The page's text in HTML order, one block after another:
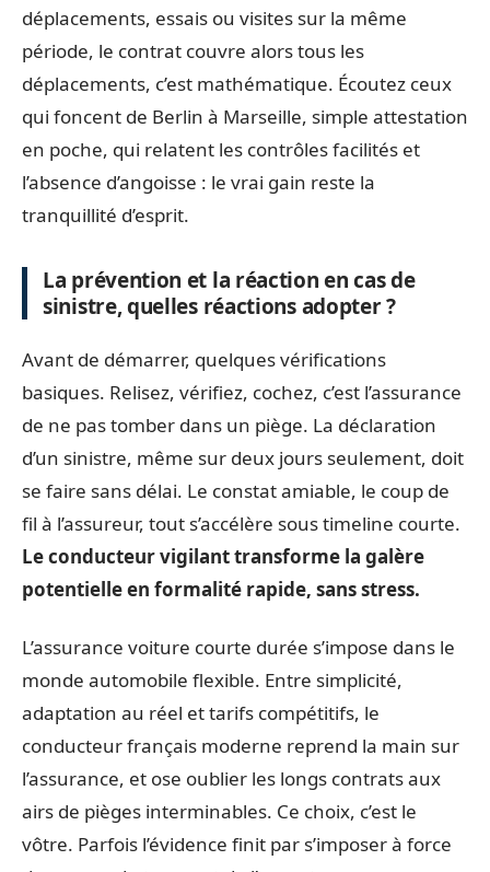
déplacements, essais ou visites sur la même
période, le contrat couvre alors tous les
déplacements, c’est mathématique. Écoutez ceux
qui foncent de Berlin à Marseille, simple attestation
en poche, qui relatent les contrôles facilités et
l’absence d’angoisse : le vrai gain reste la
tranquillité d’esprit.
La prévention et la réaction en cas de
sinistre, quelles réactions adopter ?
Avant de démarrer, quelques vérifications
basiques. Relisez, vérifiez, cochez, c’est l’assurance
de ne pas tomber dans un piège. La déclaration
d’un sinistre, même sur deux jours seulement, doit
se faire sans délai. Le constat amiable, le coup de
fil à l’assureur, tout s’accélère sous timeline courte.
Le conducteur vigilant transforme la galère
potentielle en formalité rapide, sans stress.
L’assurance voiture courte durée s’impose dans le
monde automobile flexible. Entre simplicité,
adaptation au réel et tarifs compétitifs, le
conducteur français moderne reprend la main sur
l’assurance, et ose oublier les longs contrats aux
airs de pièges interminables. Ce choix, c’est le
vôtre. Parfois l’évidence finit par s’imposer à force